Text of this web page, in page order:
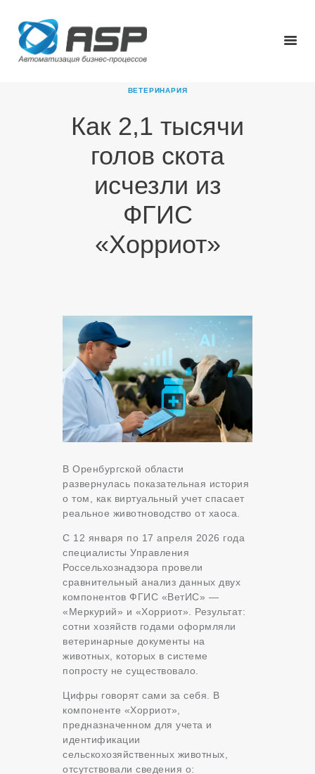
ВЕТЕРИНАРИЯ
Как 2,1 тысячи
голов скота
исчезли из
ФГИС
«Хорриот»
ГЛАВНАЯ
О КОМПАНИИ
НОВОСТИ
ПАРТНЕРЫ
КОНТАКТЫ
В Оренбургской области
развернулась показательная история
о том, как виртуальный учет спасает
реальное животноводство от хаоса.
С 12 января по 17 апреля 2026 года
специалисты Управления
Россельхознадзора провели
сравнительный анализ данных двух
компонентов ФГИС «ВетИС» —
«Меркурий» и «Хорриот». Результат:
сотни хозяйств годами оформляли
ветеринарные документы на
животных, которых в системе
попросту не существовало.
Цифры говорят сами за себя. В
компоненте «Хорриот»,
предназначенном для учета и
идентификации
сельскохозяйственных животных,
отсутствовали сведения о: